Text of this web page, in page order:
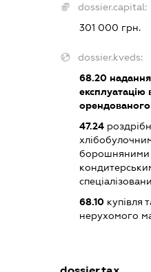
dossier.capital:
301 000 грн.
dossier.kveds:
68.20
експлуатацію
47.24
борошняними
68.10купівля
нерухомого